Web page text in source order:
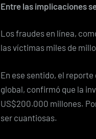
Entre las implicaciones
Los fraudes en línea,
las víctimas miles de
En ese sentido, el
global, confirmó que la
US$200.000 millones.
ser cuantiosas.